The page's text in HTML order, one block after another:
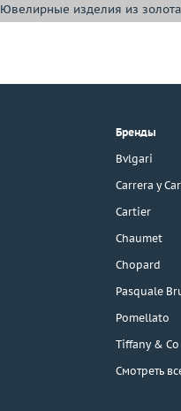
Ювелирные изделия из
Бренды
Bvlgari
Carrera y
Cartier
Chaumet
Chopard
Pasquale
Pomellato
Tiffany & Co
Смотреть